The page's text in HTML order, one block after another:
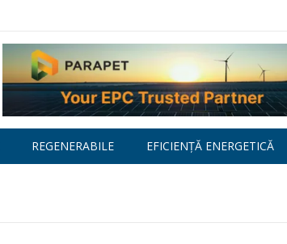
REGENERABILE EFICIENȚĂ ENERGETICĂ